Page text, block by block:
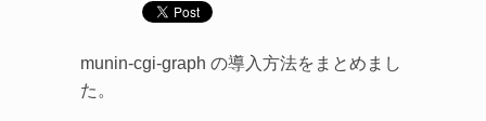
munin-cgi-graph の導入方法をまとめまし
た。